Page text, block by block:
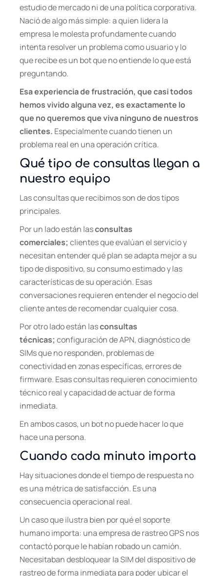
estudio de mercado ni de una política corporativa.
Nació de algo más simple: a quien lidera la
empresa le molesta profundamente cuando
intenta resolver un problema como usuario y lo
que recibe es un bot que no entiende lo que está
preguntando.
Esa experiencia de frustración, que casi todos
hemos vivido alguna vez, es exactamente lo
que no queremos que viva ninguno de nuestros
clientes. Especialmente cuando tienen un
problema real en una operación crítica.
Qué tipo de consultas llegan a
nuestro equipo
Las consultas que recibimos son de dos tipos
principales.
Por un lado están lasconsultas
comerciales; clientes que evalúan el servicio y
necesitan entender qué plan se adapta mejor a su
tipo de dispositivo, su consumo estimado y las
características de su operación. Esas
conversaciones requieren entender el negocio del
cliente antes de recomendar cualquier cosa.
Por otro lado están lasconsultas
técnicas; configuración de APN, diagnóstico de
SIMs que no responden, problemas de
conectividad en zonas específicas, errores de
firmware. Esas consultas requieren conocimiento
técnico real y capacidad de actuar de forma
inmediata.
En ambos casos, un bot no puede hacer lo que
hace una persona.
Cuando cada minuto importa
Hay situaciones donde el tiempo de respuesta no
es una métrica de satisfacción. Es una
consecuencia operacional real.
Un caso que ilustra bien por qué el soporte
humano importa: una empresa de rastreo GPS nos
contactó porque le habían robado un camión.
Necesitaban desbloquear la SIM del dispositivo de
rastreo de forma inmediata para poder ubicar el